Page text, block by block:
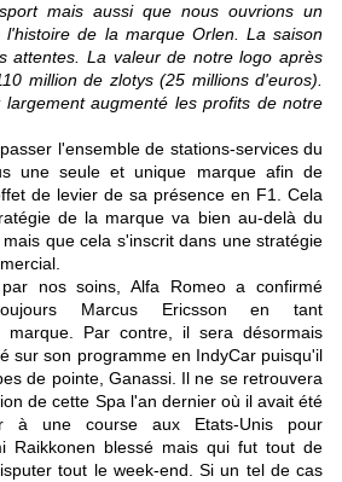
mais aussi que nous ouvrions un
l'histoire de la marque Orlen. La saison
attentes. La valeur de notre logo après
million de zlotys (25 millions d'euros).
largement augmenté les profits de notre
l'ensemble de stations-services du
une seule et unique marque afin de
de levier de sa présence en F1. Cela
de la marque va bien au-delà du
que cela s'inscrit dans une stratégie
nos soins, Alfa Romeo a confirmé
Marcus Ericsson en tant
marque. Par contre, il sera désormais
sur son programme en IndyCar puisqu'il
de pointe, Ganassi. Il ne se retrouvera
de cette Spa l'an dernier où il avait été
à une course aux Etats-Unis pour
Raikkonen blessé mais qui fut tout de
tout le week-end. Si un tel de cas